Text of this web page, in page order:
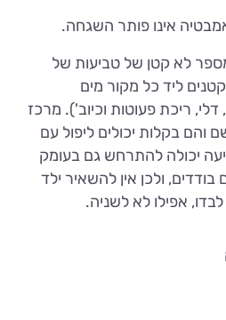
אינו פותר השגחה.
לא קטן של טביעות של
ליד כל מקור מים
ריכת פעוטות וכיוב'). מרכז
והם בקלות יכולים ליפול עם
יכולה להתרחש גם בעומק
ולכן אין להשאיר ילד
אפילו לא לשניה.